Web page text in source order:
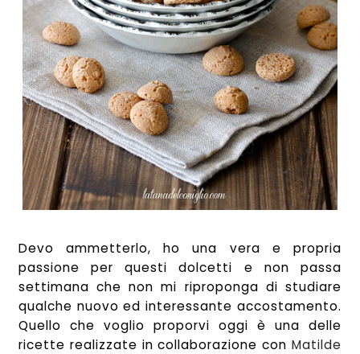
Devo ammetterlo, ho una vera e propria
passione per questi dolcetti e non passa
settimana che non mi riproponga di studiare
qualche nuovo ed interessante accostamento.
Quello che voglio proporvi oggi è una delle
ricette realizzate in collaborazione con Matilde